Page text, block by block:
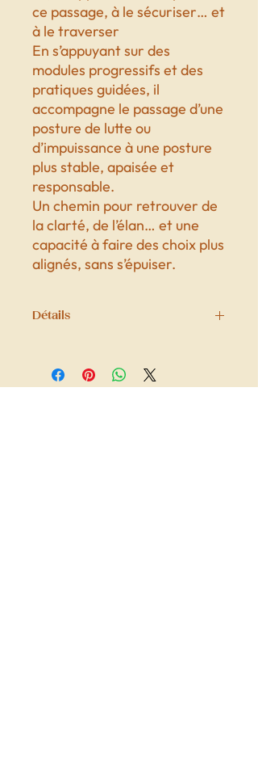
ce passage, à le sécuriser… et
à le traverser
En s’appuyant sur des
modules progressifs et des
pratiques guidées, il
accompagne le passage d’une
posture de lutte ou
d’impuissance à une posture
plus stable, apaisée et
responsable.
Un chemin pour retrouver de
la clarté, de l’élan… et une
capacité à faire des choix plus
alignés, sans s’épuiser.
Détails
accessible en ligne, permettant de
suivre le parcours étape par étape